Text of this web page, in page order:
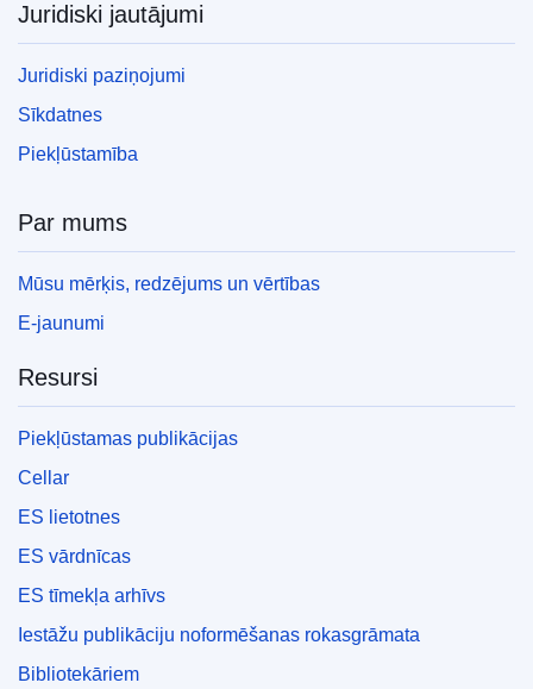
Juridiski jautājumi
Juridiski paziņojumi
Sīkdatnes
Piekļūstamība
Par mums
Mūsu mērķis, redzējums un vērtības
E-jaunumi
Resursi
Piekļūstamas publikācijas
Cellar
ES lietotnes
ES vārdnīcas
ES tīmekļa arhīvs
Iestāžu publikāciju noformēšanas rokasgrāmata
Bibliotekāriem